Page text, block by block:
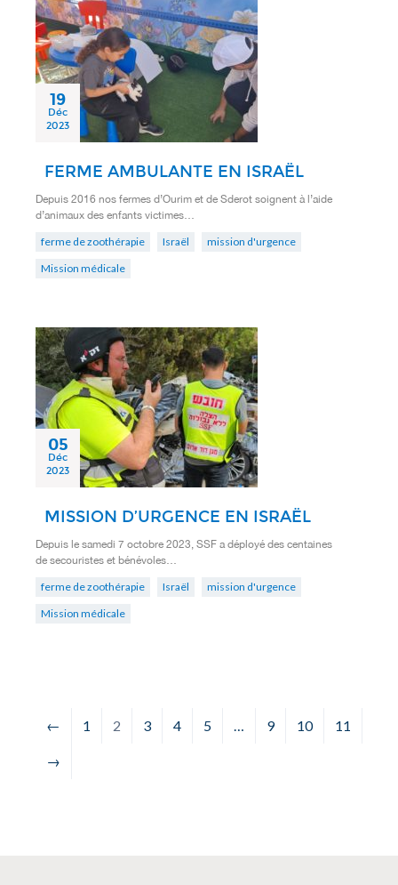
19
Déc
2023
FERME AMBULANTE EN ISRAËL
Depuis 2016 nos fermes d’Ourim et de Sderot soignent à l’aide
d’animaux des enfants victimes…
ferme de zoothérapie Israël
mission d'urgence
Mission médicale
05
Déc
2023
MISSION D’URGENCE EN ISRAËL
Depuis le samedi 7 octobre 2023, SSF a déployé des centaines
de secouristes et bénévoles…
ferme de zoothérapie Israël
mission d'urgence
Mission médicale
← 1 2 3 4 5 … 9 10 11
→